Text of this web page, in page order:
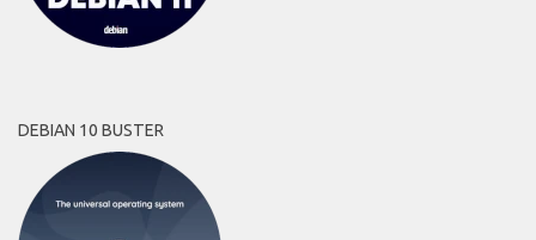
DEBIAN 10 BUSTER